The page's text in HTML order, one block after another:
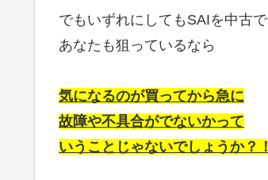
でもいずれにしてもSAIを中古で
あなたも狙っているなら
気になるのが買ってから急に
故障や不具合がでないかって
いうことじゃないでしょうか？！